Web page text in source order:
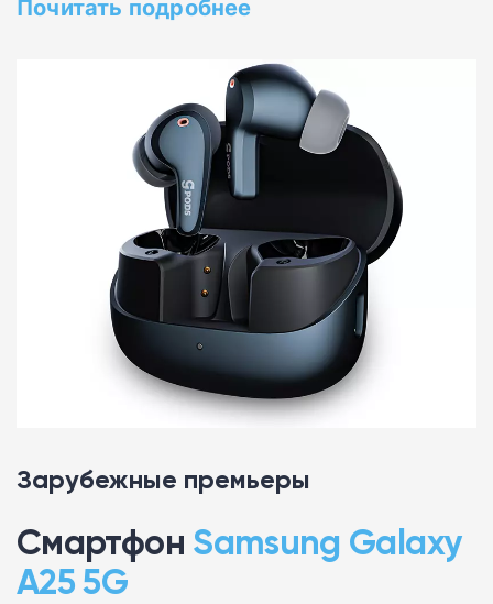
Почитать подробнее
Зарубежные премьеры
Смартфон Samsung Galaxy
A25 5G